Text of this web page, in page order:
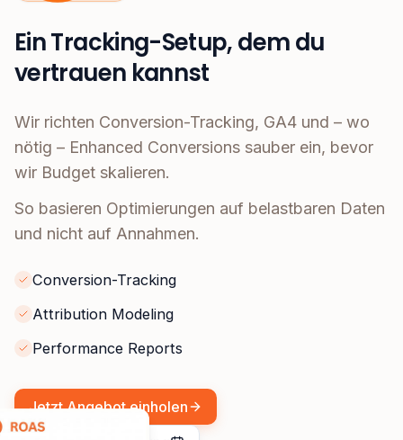
Ein Tracking-Setup, dem du
vertrauen kannst
Wir richten Conversion-Tracking, GA4 und – wo
nötig – Enhanced Conversions sauber ein, bevor
wir Budget skalieren.
So basieren Optimierungen auf belastbaren Daten
und nicht auf Annahmen.
Conversion-Tracking
Attribution Modeling
Performance Reports
Jetzt Angebot einholen